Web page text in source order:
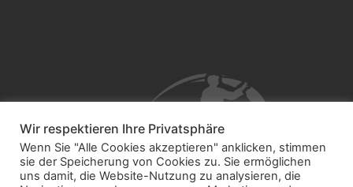
Wir respektieren Ihre Privatsphäre
Wenn Sie "Alle Cookies akzeptieren" anklicken, stimmen
sie der Speicherung von Cookies zu. Sie ermöglichen
uns damit, die Website-Nutzung zu analysieren, die